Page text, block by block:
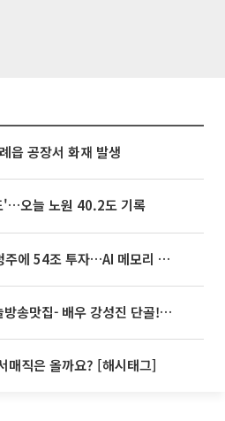
읍 공장서 화재 발생
'…오늘 노원 40.2도 기록
SK하이닉스, 용인·청주에 54조 투자…AI 메모리 생산기지 키운다
'2TV 생생정보' 오늘방송맛집- 배우 강성진 단골! 쌀국수ㆍ푸팟퐁 커리 맛집 '블○○○'
매직은 올까요? [해시태그]